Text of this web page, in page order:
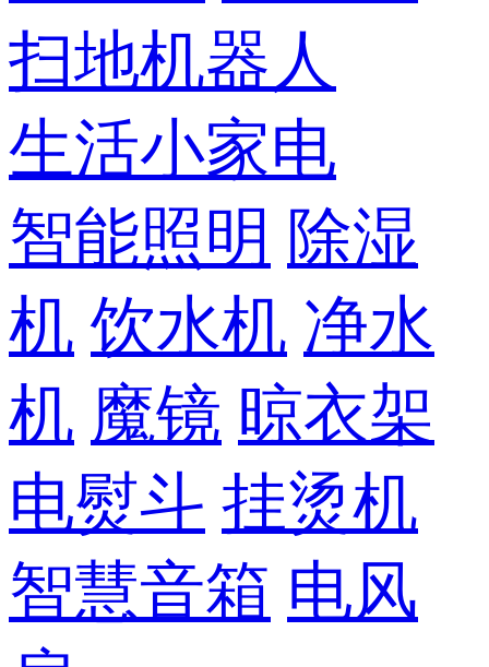
扫地机器人
生活小家电
智能照明 除湿
机 饮水机 净水
机 魔镜 晾衣架
电熨斗 挂烫机
智慧音箱 电风